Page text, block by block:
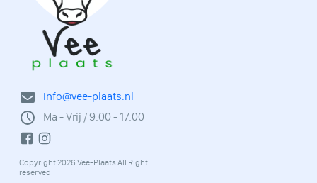
info@vee-plaats.nl
Ma - Vrij / 9:00 - 17:00
Copyright 2026 Vee-Plaats All Right
reserved